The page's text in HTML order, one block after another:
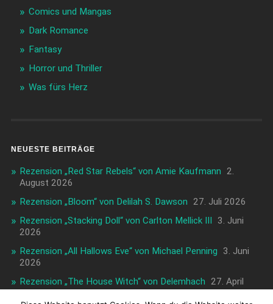
Comics und Mangas
Dark Romance
Fantasy
Horror und Thriller
Was fürs Herz
NEUESTE BEITRÄGE
Rezension „Red Star Rebels“ von Amie Kaufmann 2.
August 2026
Rezension „Bloom“ von Delilah S. Dawson 27. Juli 2026
Rezension „Stacking Doll“ von Carlton Mellick III
3. Juni
2026
Rezension „All Hallows Eve“ von Michael Penning
3. Juni
2026
Rezension „The House Witch“ von Delemhach 27. April
2026